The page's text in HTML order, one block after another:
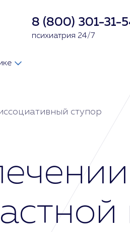
8 (800) 301-31-
психиатрия 24/7
ступор